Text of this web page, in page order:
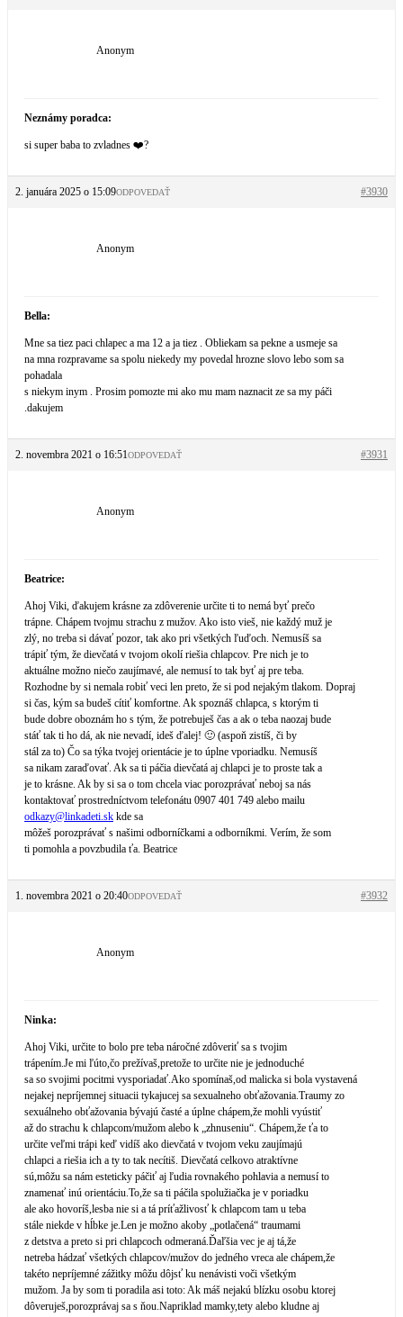
Anonym
Neznámy poradca:
si super baba to zvladnes ❤️?
2. januára 2025 o 15:09 #3930
ODPOVEDAŤ
Anonym
Bella:
Mne sa tiez paci chlapec a ma 12 a ja tiez . Obliekam sa pekne a usmeje sa
na mna rozpravame sa spolu niekedy my povedal hrozne slovo lebo som sa
pohadala
s niekym inym . Prosim pomozte mi ako mu mam naznacit ze sa my páči
.dakujem
2. novembra 2021 o 16:51 #3931
ODPOVEDAŤ
Anonym
Beatrice:
Ahoj Viki, ďakujem krásne za zdôverenie určite ti to nemá byť prečo
trápne. Chápem tvojmu strachu z mužov. Ako isto vieš, nie každý muž je
zlý, no treba si dávať pozor, tak ako pri všetkých ľuďoch. Nemusíš sa
trápiť tým, že dievčatá v tvojom okolí riešia chlapcov. Pre nich je to
aktuálne možno niečo zaujímavé, ale nemusí to tak byť aj pre teba.
Rozhodne by si nemala robiť veci len preto, že si pod nejakým tlakom. Dopraj
si čas, kým sa budeš cítiť komfortne. Ak spoznáš chlapca, s ktorým ti
bude dobre oboznám ho s tým, že potrebuješ čas a ak o teba naozaj bude
stáť tak ti ho dá, ak nie nevadí, ideš ďalej! 🙂 (aspoň zistíš, či by
stál za to) Čo sa týka tvojej orientácie je to úplne vporiadku. Nemusíš
sa nikam zaraďovať. Ak sa ti páčia dievčatá aj chlapci je to proste tak a
je to krásne. Ak by si sa o tom chcela viac porozprávať neboj sa nás
kontaktovať prostredníctvom telefonátu 0907 401 749 alebo mailu
odkazy@linkadeti.sk kde sa
môžeš porozprávať s našimi odborníčkami a odborníkmi. Verím, že som
ti pomohla a povzbudila ťa. Beatrice
1. novembra 2021 o 20:40 #3932
ODPOVEDAŤ
Anonym
Ninka:
Ahoj Viki, určite to bolo pre teba náročné zdôveriť sa s tvojim
trápením.Je mi ľúto,čo prežívaš,pretože to určite nie je jednoduché
sa so svojimi pocitmi vysporiadať.Ako spomínaš,od malicka si bola vystavená
nejakej nepríjemnej situacii tykajucej sa sexualneho obťažovania.Traumy zo
sexuálneho obťažovania bývajú časté a úplne chápem,že mohli vyústiť
až do strachu k chlapcom/mužom alebo k „zhnuseniu“. Chápem,že ťa to
určite veľmi trápi keď vidíš ako dievčatá v tvojom veku zaujímajú
chlapci a riešia ich a ty to tak necítiš. Dievčatá celkovo atraktívne
sú,môžu sa nám esteticky páčiť aj ľudia rovnakého pohlavia a nemusí to
znamenať inú orientáciu.To,že sa ti páčila spolužiačka je v poriadku
ale ako hovoríš,lesba nie si a tá príťažlivosť k chlapcom tam u teba
stále niekde v hĺbke je.Len je možno akoby „potlačená“ traumami
z detstva a preto si pri chlapcoch odmeraná.Ďaľšia vec je aj tá,že
netreba hádzať všetkých chlapcov/mužov do jedného vreca ale chápem,že
takéto nepríjemné zážitky môžu dôjsť ku nenávisti voči všetkým
mužom. Ja by som ti poradila asi toto: Ak máš nejakú blízku osobu ktorej
dôveruješ,poroz­právaj sa s ňou.Napriklad mamky,tety alebo kludne aj